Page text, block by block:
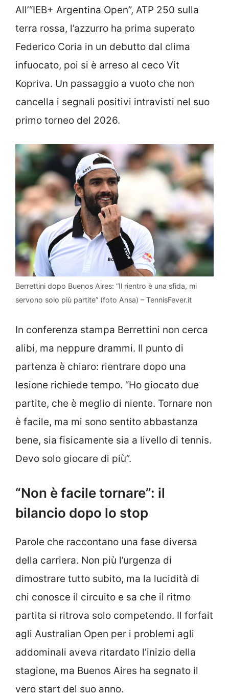
All’“IEB+ Argentina Open”, ATP 250 sulla
terra rossa, l’azzurro ha prima superato
Federico Coria in un debutto dal clima
infuocato, poi si è arreso al ceco Vit
Kopriva. Un passaggio a vuoto che non
cancella i segnali positivi intravisti nel suo
primo torneo del 2026.
Berrettini dopo Buenos Aires: “Il rientro è una sfida, mi
servono solo più partite” (foto Ansa) – TennisFever.it
In conferenza stampa Berrettini non cerca
alibi, ma neppure drammi. Il punto di
partenza è chiaro: rientrare dopo una
lesione richiede tempo. “Ho giocato due
partite, che è meglio di niente. Tornare non
è facile, ma mi sono sentito abbastanza
bene, sia fisicamente sia a livello di tennis.
Devo solo giocare di più”.
“Non è facile tornare”: il
bilancio dopo lo stop
Parole che raccontano una fase diversa
della carriera. Non più l’urgenza di
dimostrare tutto subito, ma la lucidità di
chi conosce il circuito e sa che il ritmo
partita si ritrova solo competendo. Il forfait
agli Australian Open per i problemi agli
addominali aveva ritardato l’inizio della
stagione, ma Buenos Aires ha segnato il
vero start del suo anno.